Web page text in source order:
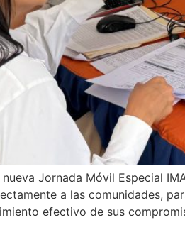
Jornada Móvil Especial
a las comunidades,
efectivo de sus